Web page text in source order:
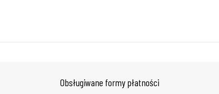
Obsługiwane formy płatności